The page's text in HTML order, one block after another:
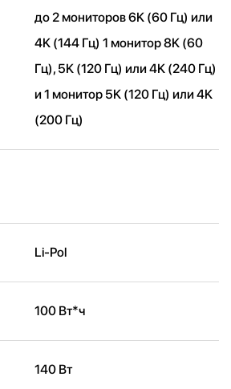
до 2 мониторов 6K (60 Гц) или
4K (144 Гц) 1 монитор 8K (60
Гц), 5K (120 Гц) или 4K (240 Гц)
и 1 монитор 5K (120 Гц) или 4K
(200 Гц)
Li-Pol
100 Вт*ч
140 Вт